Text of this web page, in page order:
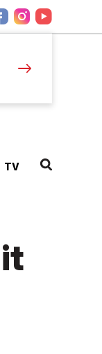
TV